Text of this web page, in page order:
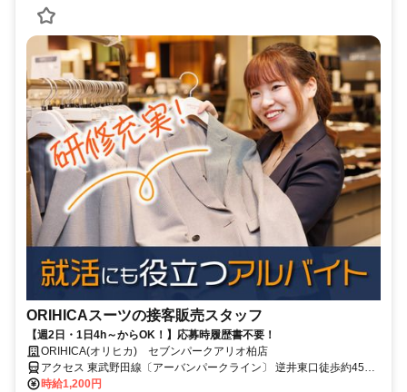
ORIHICAスーツの接客販売スタッフ
【週2日・1日4h～からOK！】応募時履歴書不要！
ORIHICA(オリヒカ) セブンパークアリオ柏店
アクセス 東武野田線〔アーバンパークライン〕 逆井東口徒歩約45
分、東武野田線〔アーバンパークライン〕 高柳西口徒歩約46分、東
時給1,200円